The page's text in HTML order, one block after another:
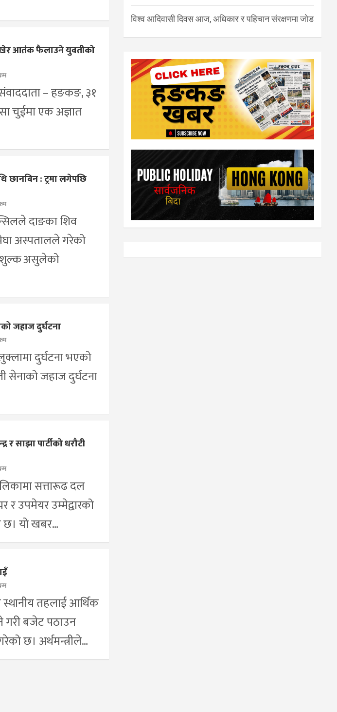
आतंक फैलाउने युवतीको
– हङकङ, ३१
चुईमा एक अज्ञात
छानबिन : ट्रमा लगेपछि
दाङका शिव
अस्पतालले गरेको
शुल्क असुलेको
जहाज दुर्घटना
दुर्घटना भएको
सेनाको जहाज दुर्घटना
र साझा पार्टीको धरौटी
सत्तारूढ दल
र उपमेयर उम्मेद्वारको
यो खबर…
तहलाई आर्थिक
गरी बजेट पठाउन
छ। अर्थमन्त्रीले…
विश्व आदिवासी दिवस आज, अधिकार र पहिचान संरक्षणमा जोड